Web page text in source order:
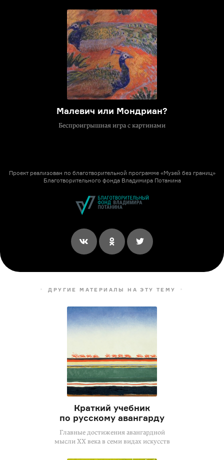
Малевич или Мондриан?
Беспроигрышная игра с картинами
Проект реализован по благотворительной программе «Музей без границ»
Благотворительного фонда Владимира Потанина
ДРУГИЕ МАТЕРИАЛЫ НА ЭТУ ТЕМУ
Краткий учебник
по русскому авангарду
Главные достижения авангардной
мысли XX века в семи видах искусств